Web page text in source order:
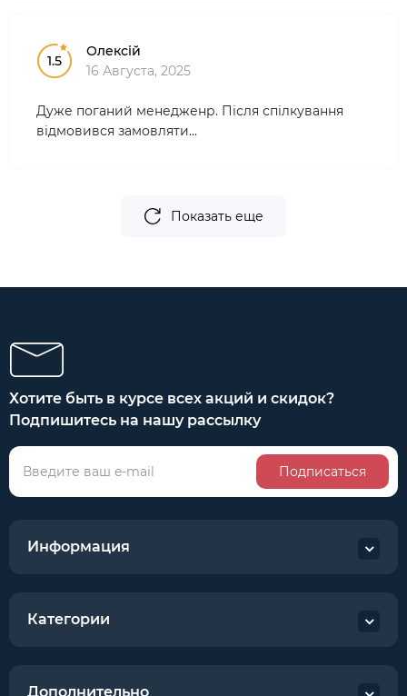
1.5
Олексій
16 Августа, 2025
Дуже поганий менедженр. Після спілкування
відмовився замовляти...
Показать еще
Хотите быть в курсе всех акций и скидок?
Подпишитесь на нашу рассылку
Подписаться
Информация
Категории
Дополнительно